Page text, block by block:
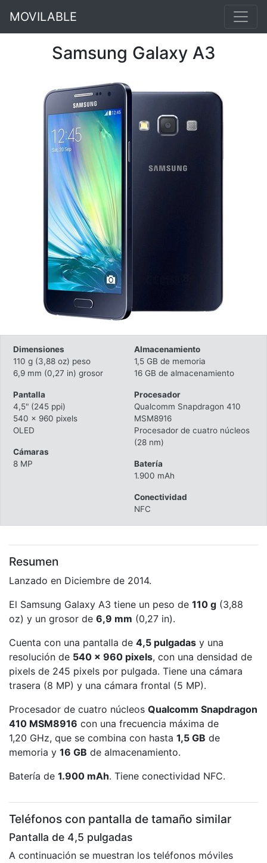
MOVILABLE
Samsung Galaxy A3
Dimensiones
110 g (3,88 oz) peso
6,9 mm (0,27 in) grosor
Pantalla
4,5" (245 ppi)
540 x 960 pixels
OLED
Cámaras
8 MP
Almacenamiento
1,5 GB de memoria
16 GB de almacenamiento
Procesador
Qualcomm Snapdragon 410
MSM8916
Procesador de cuatro núcleos
(28 nm)
Batería
1.900 mAh
Conectividad
NFC
Resumen
Lanzado en Diciembre de 2014.
El Samsung Galaxy A3 tiene un peso de 110 g (3,88
oz) y un grosor de 6,9 mm (0,27 in).
Cuenta con una pantalla de 4,5 pulgadas y una
resolución de 540 x 960 pixels, con una densidad de
pixels de 245 pixels por pulgada. Tiene una cámara
trasera (8 MP) y una cámara frontal (5 MP).
Procesador de cuatro núcleos Qualcomm Snapdragon
410 MSM8916 con una frecuencia máxima de
1,20 GHz, que se combina con hasta 1,5 GB de
memoria y 16 GB de almacenamiento.
Batería de 1.900 mAh. Tiene conectividad NFC.
Teléfonos con pantalla de tamaño similar
Pantalla de 4,5 pulgadas
A continuación se muestran los teléfonos móviles